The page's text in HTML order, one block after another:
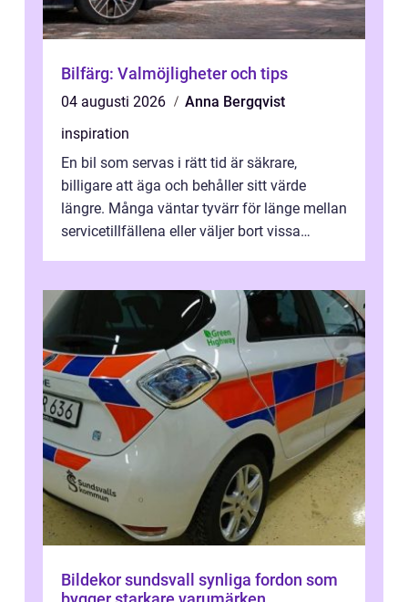
Bilfärg: Valmöjligheter och tips
04 augusti 2026
Anna Bergqvist
inspiration
En bil som servas i rätt tid är säkrare,
billigare att äga och behåller sitt värde
längre. Många väntar tyvärr för länge mellan
servicetillfällena eller väljer bort vissa
Bildekor sundsvall synliga fordon som